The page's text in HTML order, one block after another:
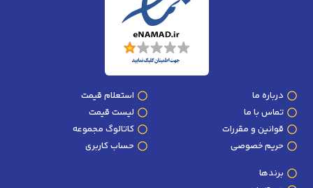
درباره ما
تماس با ما
قوانین و مقررات
حریم خصوصی
استعلام قیمت
لیست قیمت
کاتالوگ مجموعه
حساب کاربری
برندها